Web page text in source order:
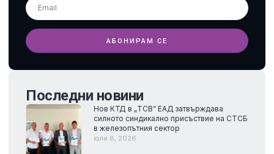
АБОНИРАМ СЕ
Последни новини
Нов КТД в „ТСВ“ ЕАД затвърждава
силното синдикално присъствие на СТСБ
в железопътния сектор
юли 8, 2026